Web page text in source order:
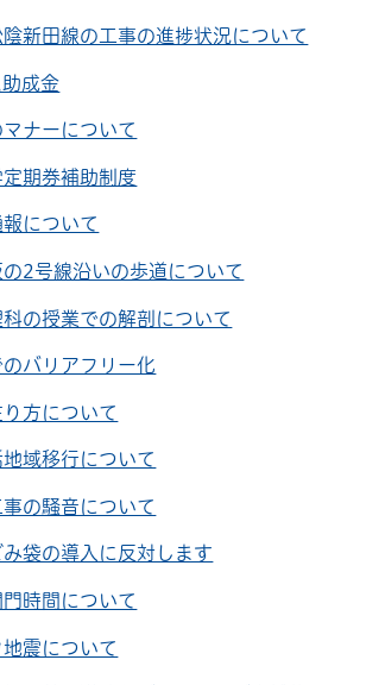
新田線の工事の進捗状況について
助成金
ナーについて
期券補助制度
について
2号線沿いの歩道について
の授業での解剖について
バリアフリー化
方について
域移行について
の騒音について
袋の導入に反対します
時間について
震について